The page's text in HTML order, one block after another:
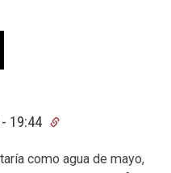
19:44
como agua de mayo,